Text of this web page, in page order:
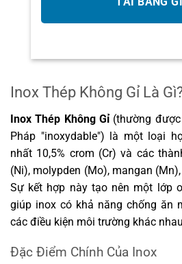
Inox Thép Không Gỉ Là
Inox Thép Không Gỉ(thường được
Pháp "inoxydable") là một loại
nhất 10,5% crom (Cr) và các
(Ni), molypden (Mo), mangan
Sự kết hợp này tạo nên một lớp
giúp inox có khả năng chống ăn
các điều kiện môi trường khác
Đặc Điểm Chính Của Inox